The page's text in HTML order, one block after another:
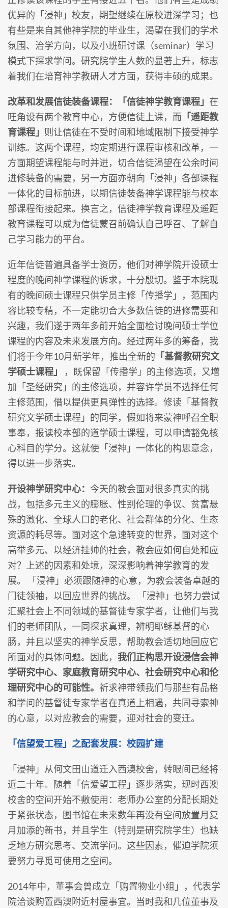
优异的「浸神」校友，期望继续在原校进深学习；也
有些是来自其他神学院的毕业生，渴望在我们的学术
氛围、治学方向，以及小班研讨课（seminar）学习
模式下探求学问。研究院学生人数的显著上升，标志
着我们在培育神学教研人才方面，获得丰硕的成果。
改革和发展信徒装备课程：「信徒神学教育课程」 在
旺角设有两个教育中心，方便信徒上课，而 「遥距教
育课程」 则让信徒在不受时间和地域限制下接受神学
训练。这两个课程，均定期进行课程审核和改革，一
方面期望课程能与时并进，切合信徒渴望在公余时间
进修装备的需要，另一方面亦朝向「浸神」各部课程
一体化的目标前进，以期信徒装备神学课程能与校本
部课程衔接起来。换言之，信徒神学教育课程及遥距
教育课程可以成为信徒蒙召前确认自己呼召、了解自
己学习能力的平台。
近年信徒普遍具备学士资历，他们对神学院开设硕士
程度的晚间神学课程的诉求，十分殷切。鉴于本院现
有的晚间硕士课程只供学员主修「传播学」，范围内
容比较专精，不一定能切合大多数信徒的进修需要和
兴趣，我们遂于两年多前开始全面检讨晚间硕士学位
课程的内容及未来发展方向。经过两年多的筹备，我
们将于今年10月新学年，推出全新的 「基督教研究文
学硕士课程」
，既保留「传播学」的主修选项，又增
加「圣经研究」的主修选项，并容许学员不选择任何
主修范围，借以提供更具弹性的选择。修读「基督教
研究文学硕士课程」的同学，假如将来蒙神呼召全职
事奉，报读校本部的道学硕士课程，可以申请豁免核
心科目的学分。这就使「浸神」一体化的构思意念，
得以进一步落实。
开设神学研究中心： 今天的教会面对很多真实的挑
战，包括多元主义的膨胀、性别伦理的争议、贫富悬
殊的激化、全球人口的老化、社会群体的分化、生态
资源的耗尽等。面对这个急速转变的世界，面对这个
高举多元、以经济挂帅的社会，教会应如何自处和应
对？上述的因素和处境，深深影响着神学教育的发
展。 「浸神」必须跟随神的心意，为教会装备卓越的
门徒领袖，以回应世界的挑战。 「浸神」也努力尝试
汇聚社会上不同领域的基督徒专家学者，让他们与我
们的老师团队，一同探求真理，辨明耶稣基督的心
肠，并且以坚实的神学反思，帮助教会适切地回应它
所面对的具体问题。因此， 我们正构思开设浸信会神
学研究中心、家庭教育研究中心、社会研究中心和伦
理研究中心的可能性。 祈求神带领我们与那些有品格
和学问的基督徒专家学者在真道上相遇，共同寻索神
的心意，以对应教会的需要，迎对社会的变迁。
「信望爱工程」之配套发展：校园扩建
「浸神」从何文田山道迁入西澳校舍，转眼间已经将
近二十年。随着「信爱望工程」逐步落实，现时西澳
校舍的空间开始不敷使用：老师办公室的分配长期处
于紧张状态，图书馆在未来数年再没有空间放置月复
月加添的新书，并且学生（特别是研究院学生）也缺
乏地方研究思考、交流学问。这些因素，催迫学院须
要努力寻觅可使用之空间。
2014年中，董事会曾成立「购置物业小组」，代表学
院洽谈购置西澳附近村屋事宜。当时我和几位董事及